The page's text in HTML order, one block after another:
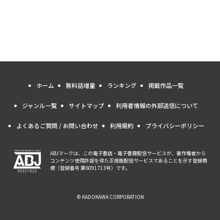
ホーム 無料話増量 ランキング 掲載作品一覧
ジャンル一覧 サイトマップ 利用者情報の外部送信について
よくあるご質問 / お問い合わせ 利用規約 プライバシーポリシー
ABJマークは、この電子書店・電子書籍配信サービスが、著作権者から
コンテンツ使用許諾を得た正規版配信サービスであることを示す登録商
標（登録番号 第6091713号）です。
© KADOKAWA CORPORATION